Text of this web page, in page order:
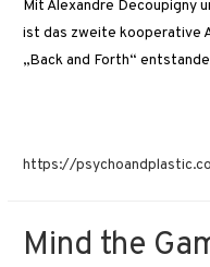
Mit Alexandre Decoupigny
ist das zweite kooperative
„Back and Forth“
https://
Mind the